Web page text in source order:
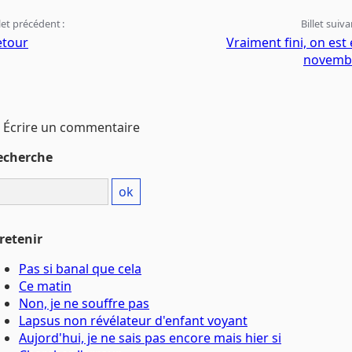
précédent : Billet
Vraiment fini, on est
Écrire un commentaire
Pas si banal que cela
Ce matin
Non, je ne souffre pas
Lapsus non révélateur d'enfant voyant
Aujord'hui, je ne sais pas encore mais hier si